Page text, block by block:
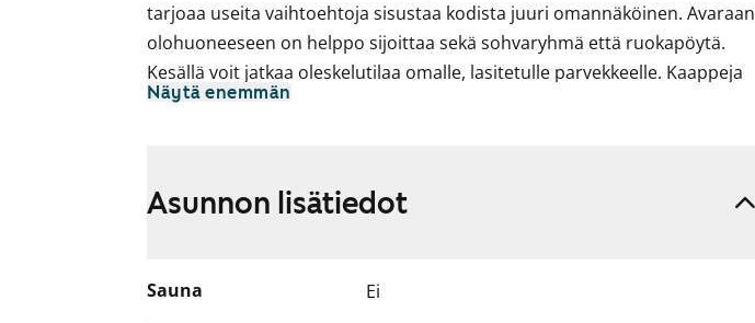
tarjoaa useita vaihtoehtoja sisustaa kodista juuri omannäköinen. Avaraan
olohuoneeseen on helppo sijoittaa sekä sohvaryhmä että ruokapöytä.
Kesällä voit jatkaa oleskelutilaa omalle, lasitetulle parvekkeelle. Kaappeja
on runsaasti sekä eteisessä että molemmissa makuuhuoneissa.
tahansa sisustustyylille. Olisiko tämä sinun uusi vuokrakotisi?
Näytä enemmän
Asunnon lisätiedot
Sauna Ei